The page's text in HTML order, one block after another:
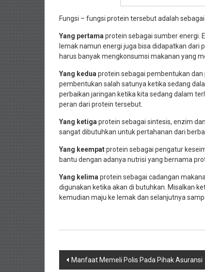
Fungsi – fungsi protein tersebut adalah
Yang pertama protein sebagai sumber energi.
lemak namun energi juga bisa didapatkan
harus banyak mengkonsumsi makanan yang
Yang kedua protein sebagai pembentukan
pembentukan salah satunya ketika sedang
perbaikan jaringan ketika kita sedang dalam
peran dari protein tersebut.
Yang ketiga protein sebagai sintesis, enzim
sangat dibutuhkan untuk pertahanan dari
Yang keempatprotein sebagai pengatur
bantu dengan adanya nutrisi yang bernama
Yang kelima protein sebagai cadangan
digunakan ketika akan di butuhkan. Misalkan
kemudian maju ke lemak dan selanjutnya
Navigasi
Manfaat Memeli Polis Pada Pihak Asuransi